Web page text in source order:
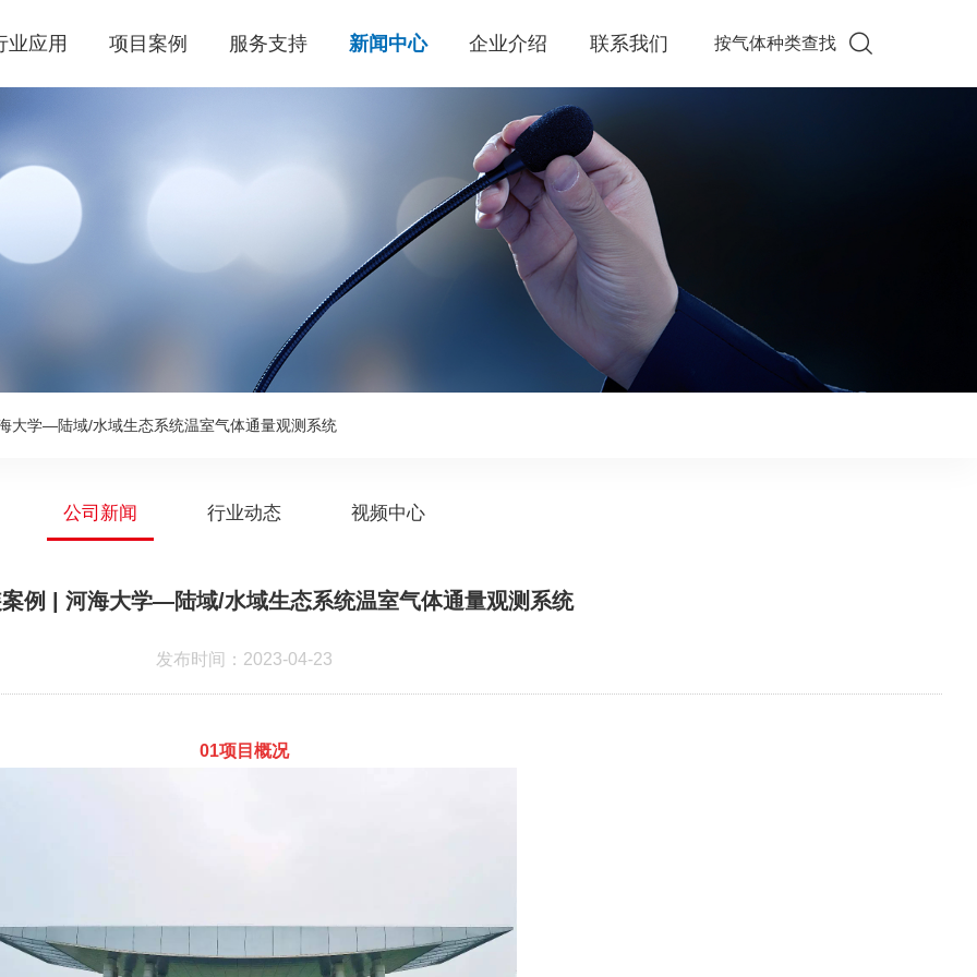
业应用 项目案例 服务支持 新闻中心 企业介绍 联系我们 按气体种类查找
大学—陆域/水域生态系统温室气体通量观测系统
公司新闻 行业动态 视频中心
例 | 河海大学—陆域/水域生态系统温室气体通量观测系统
发布时间：2023-04-23
01项目概况